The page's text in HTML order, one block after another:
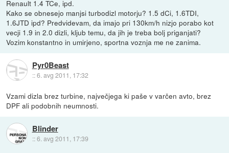
Renault 1.4 TCe, ipd.
Kako se obnesejo manjsi turbodizl motorju? 1.5 dCi, 1.6TDI,
1.6JTD ipd? Predvidevam, da imajo pri 130km/h nizjo porabo kot
vecji 1.9 in 2.0 dizli, kljub temu, da jih je treba bolj priganjati?
Vozim konstantno in umirjeno, sportna voznja me ne zanima.
Pyr0Beast
::6. avg 2011, 17:32
Vzami dizla brez turbine, največjega ki paše v varčen avto, brez
DPF ali podobnih neumnosti.
Blinder
::6. avg 2011, 17:39